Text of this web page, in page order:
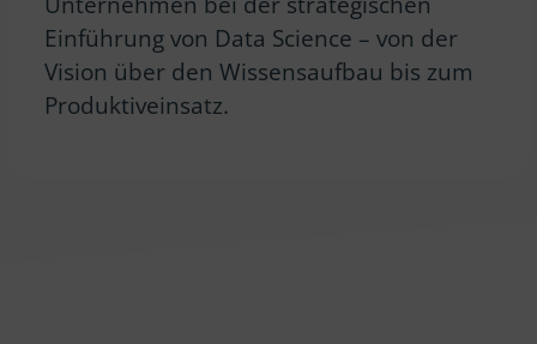
Einführung von Data Science – von der
Vision über den Wissensaufbau bis zum
Produktiveinsatz.